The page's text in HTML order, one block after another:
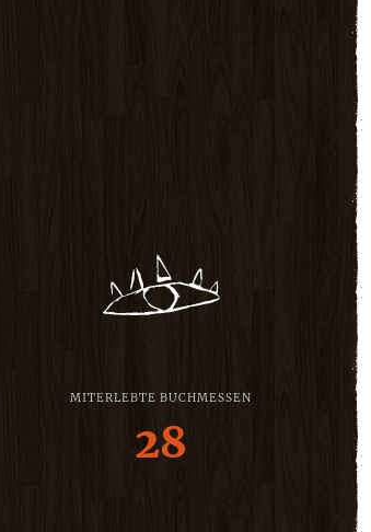
MITERLEBTE BUCHMESSEN
28